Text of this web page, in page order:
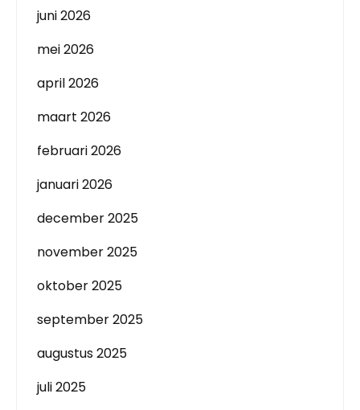
juni 2026
mei 2026
april 2026
maart 2026
februari 2026
januari 2026
december 2025
november 2025
oktober 2025
september 2025
augustus 2025
juli 2025